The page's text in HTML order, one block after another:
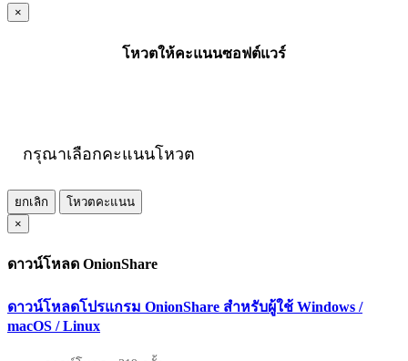
×
โหวตให้คะแนนซอฟต์แวร์
กรุณาเลือกคะแนนโหวต
ยกเลิก
โหวตคะแนน
×
ดาวน์โหลด OnionShare
ดาวน์โหลดโปรแกรม OnionShare สำหรับผู้ใช้ Windows /
macOS / Linux